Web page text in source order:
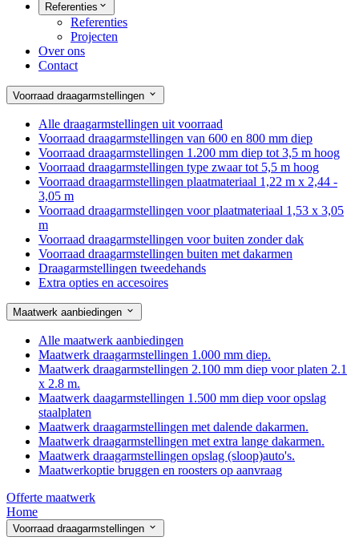
Referenties
Referenties
Projecten
Over ons
Contact
Voorraad draagarmstellingen
Alle draagarmstellingen uit voorraad
Voorraad draagarmstellingen van 600 en 800 mm diep
Voorraad draagarmstellingen 1.200 mm diep tot 3,5 m hoog
Voorraad draagarmstellingen type zwaar tot 5,5 m hoog
Voorraad draagarmstellingen plaatmateriaal 1,22 m x 2,44 -
3,05 m
Voorraad draagarmstellingen voor plaatmateriaal 1,53 x 3,05
m
Voorraad draagarmstellingen voor buiten zonder dak
Voorraad draagarmstellingen buiten met dakarmen
Draagarmstellingen tweedehands
Extra opties en accesoires
Maatwerk aanbiedingen
Alle maatwerk aanbiedingen
Maatwerk draagarmstellingen 1.000 mm diep.
Maatwerk draagarmstellingen 2.100 mm diep voor platen 2.1
x 2.8 m.
Maatwerk daagarmstellingen 1.500 mm diep voor opslag
staalplaten
Maatwerk draagarmstellingen met dalende dakarmen.
Maatwerk draagarmstellingen met extra lange dakarmen.
Maatwerk draagarmstellingen opslag (sloop)auto's.
Maatwerkoptie bruggen en roosters op aanvraag
Offerte maatwerk
Home
Voorraad draagarmstellingen